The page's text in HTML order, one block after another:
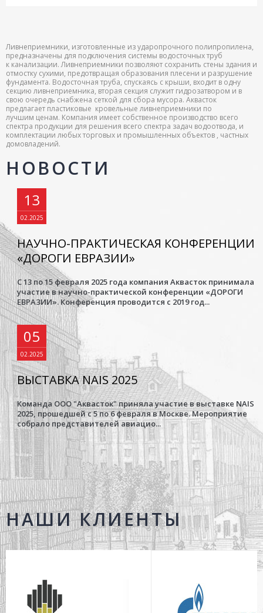
Ливнеприемники, изготовленные из ударопрочного полипропилена,
предназначены для подключения системы водосточных труб
к канализации. Ливнеприемники позволяют сохранить стены здания и
отмостку сухими, предотвращая образования плесени и разрушение
фундамента. Водосточная труба, спускаясь с крыши, входит в одну
секцию ливнеприемника, вторая секция служит гидрозатвором и в
свою очередь снабжена сеткой для сбора мусора. Аквасток
предлагает пластиковые кровельные ливнеприемники по
лучшим ценам. Компания имеет собственное производство всего
спектра продукции для решения всего спектра задач водоотвода, и
комплектации любых торговых и промышленных объектов , частных
домовладений.
НОВОСТИ
13
02.2025
НАУЧНО-ПРАКТИЧЕСКАЯ КОНФЕРЕНЦИИ
«ДОРОГИ ЕВРАЗИИ»
С 13 по 15 февраля 2025 года компания Аквасток принимала
участие в научно-практической конференции «ДОРОГИ
ЕВРАЗИИ». Конференция проводится с 2019 год...
05
02.2025
ВЫСТАВКА NAIS 2025
Команда ООО "Аквасток" приняла участие в выставке NAIS
2025, прошедшей с 5 по 6 февраля в Москве. Мероприятие
собрало представителей авиацио...
НАШИ КЛИЕНТЫ